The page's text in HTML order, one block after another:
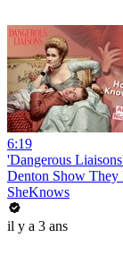
6:19
'Dangerous
Denton Show They
SheKnows
il y a 3 ans